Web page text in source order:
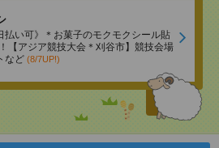
払い可》＊お菓子のモクモクシール貼
【アジア競技大会＊刈谷市】競技会場
など (8/7UP!)